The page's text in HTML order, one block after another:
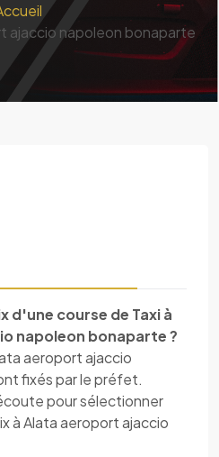
ajaccio napoleon bonaparte
d'une course de Taxi à
napoleon bonaparte ?
aeroport ajaccio
fixés par le préfet.
pour sélectionner
à Alata aeroport ajaccio